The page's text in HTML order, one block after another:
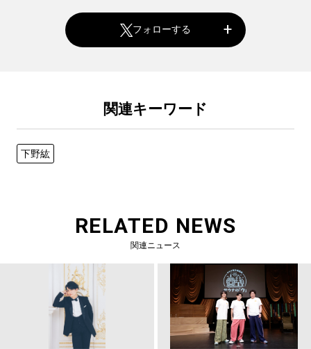
フォローする
関連キーワード
下野紘
RELATED NEWS
関連ニュース